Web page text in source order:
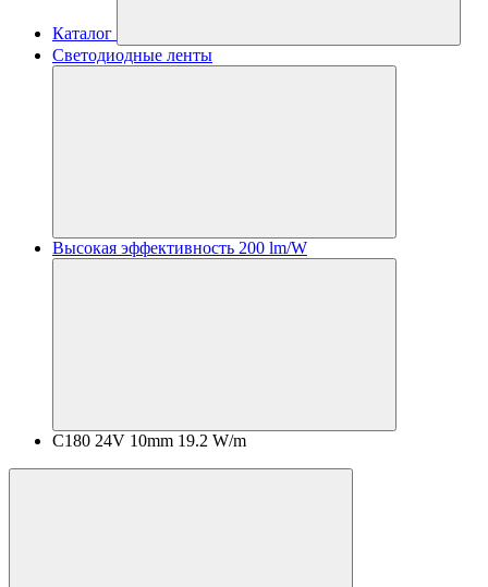
Каталог
Светодиодные ленты
Высокая эффективность 200 lm/W
C180 24V 10mm 19.2 W/m